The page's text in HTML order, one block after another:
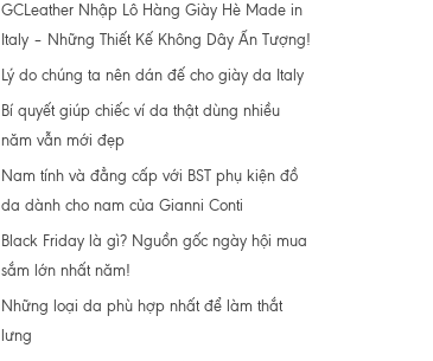
GCLeather Nhập Lô Hàng Giày Hè Made in
Italy – Những Thiết Kế Không Dây Ấn Tượng!
Lý do chúng ta nên dán đế cho giày da Italy
Bí quyết giúp chiếc ví da thật dùng nhiều
năm vẫn mới đẹp
Nam tính và đẳng cấp với BST phụ kiện đồ
da dành cho nam của Gianni Conti
Black Friday là gì? Nguồn gốc ngày hội mua
sắm lớn nhất năm!
Những loại da phù hợp nhất để làm thắt
lưng